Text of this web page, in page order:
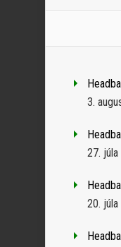
3.
27.
20.